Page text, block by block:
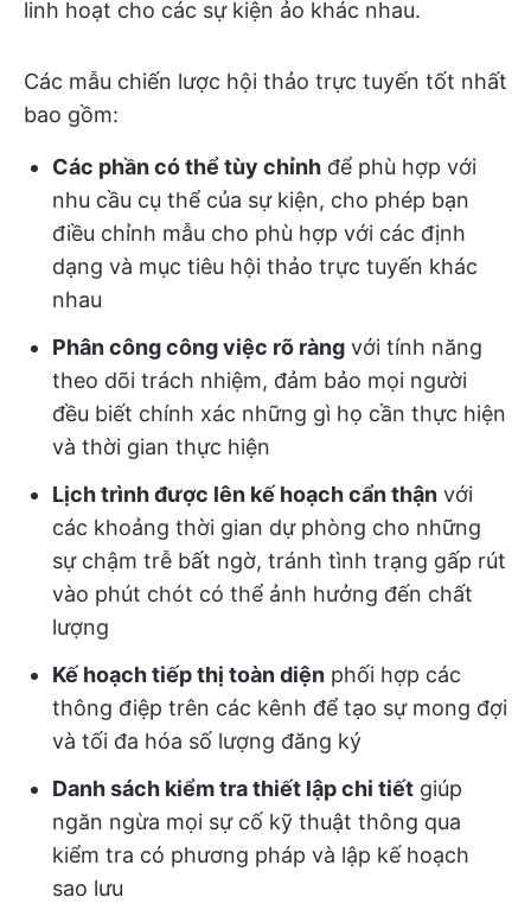
linh hoạt cho các sự kiện ảo khác nhau.
Các mẫu chiến lược hội thảo trực tuyến tốt nhất
bao gồm:
Các phần có thể tùy chỉnh để phù hợp với
nhu cầu cụ thể của sự kiện, cho phép bạn
điều chỉnh mẫu cho phù hợp với các định
dạng và mục tiêu hội thảo trực tuyến khác
nhau
Phân công công việc rõ ràng với tính năng
theo dõi trách nhiệm, đảm bảo mọi người
đều biết chính xác những gì họ cần thực hiện
và thời gian thực hiện
Lịch trình được lên kế hoạch cẩn thận với
các khoảng thời gian dự phòng cho những
sự chậm trễ bất ngờ, tránh tình trạng gấp rút
vào phút chót có thể ảnh hưởng đến chất
lượng
Kế hoạch tiếp thị toàn diện phối hợp các
thông điệp trên các kênh để tạo sự mong đợi
và tối đa hóa số lượng đăng ký
Danh sách kiểm tra thiết lập chi tiết giúp
ngăn ngừa mọi sự cố kỹ thuật thông qua
kiểm tra có phương pháp và lập kế hoạch
sao lưu